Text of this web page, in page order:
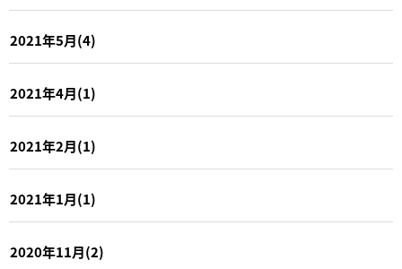
2021年5月(4)
2021年4月(1)
2021年2月(1)
2021年1月(1)
2020年11月(2)